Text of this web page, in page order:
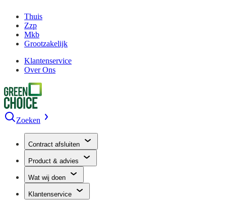
Thuis
Zzp
Mkb
Grootzakelijk
Klantenservice
Over Ons
Zoeken
Contract afsluiten
Product & advies
Wat wij doen
Klantenservice